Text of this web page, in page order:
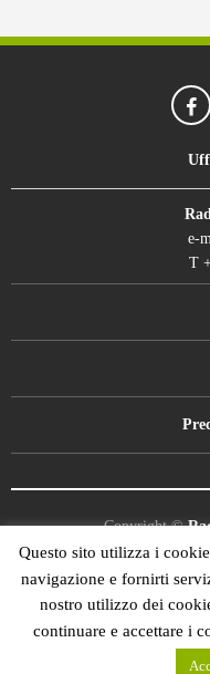
e-
T
Copyright ©
All
Questo sito utilizza i
navigazione e fornirti
nostro utilizzo dei
continuare e accettare i